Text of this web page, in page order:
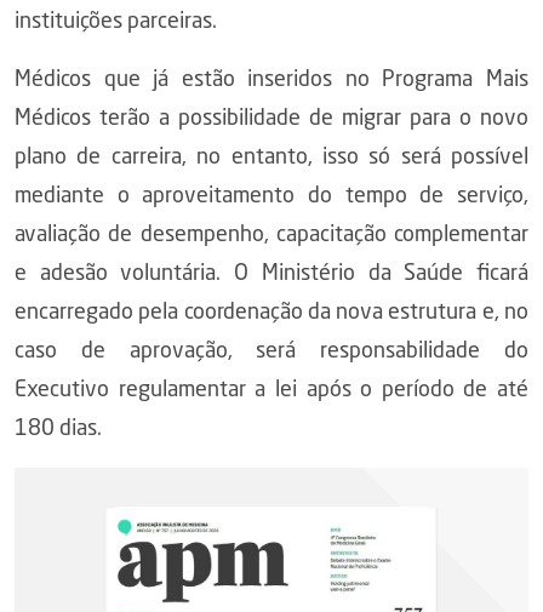
instituições parceiras.
Médicos que já estão inseridos no Programa Mais
Médicos terão a possibilidade de migrar para o novo
plano de carreira, no entanto, isso só será possível
mediante o aproveitamento do tempo de serviço,
avaliação de desempenho, capacitação complementar
e adesão voluntária. O Ministério da Saúde ficará
encarregado pela coordenação da nova estrutura e, no
caso de aprovação, será responsabilidade do
Executivo regulamentar a lei após o período de até
180 dias.